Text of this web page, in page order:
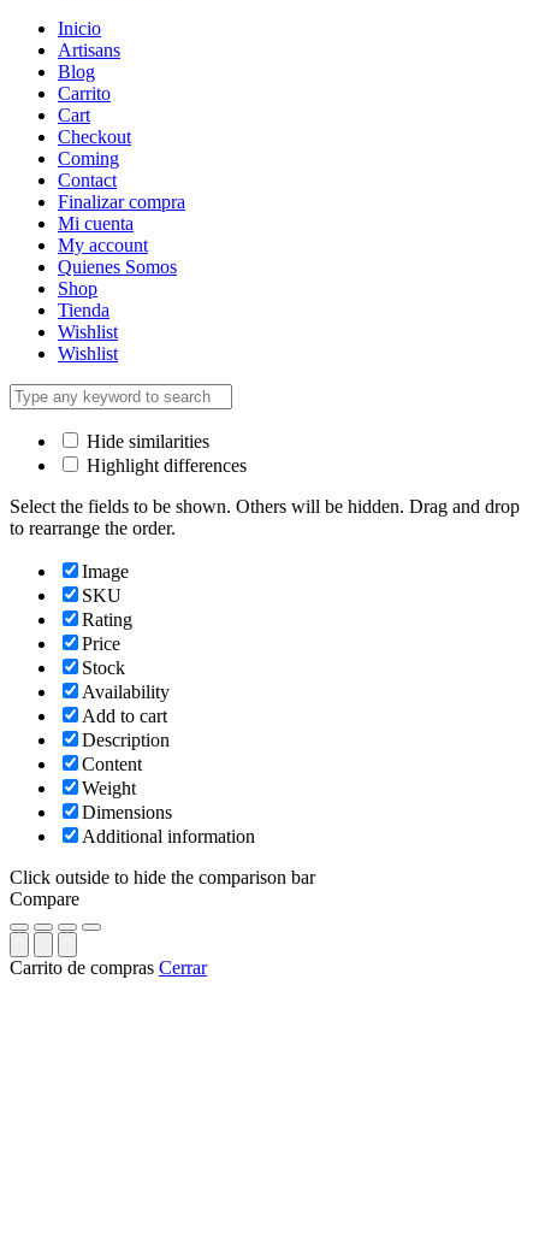
Inicio
Artisans
Blog
Carrito
Cart
Checkout
Coming
Contact
Finalizar compra
Mi cuenta
My account
Quienes Somos
Shop
Tienda
Wishlist
Wishlist
Hide similarities
Highlight differences
Select the fields to be shown. Others will be hidden. Drag and drop
to rearrange the order.
Image
SKU
Rating
Price
Stock
Availability
Add to cart
Description
Content
Weight
Dimensions
Additional information
Click outside to hide the comparison bar
Compare
Carrito de compras Cerrar